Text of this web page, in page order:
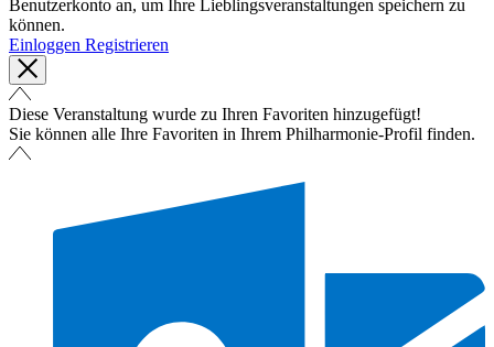
Benutzerkonto an, um Ihre Lieblingsveranstaltungen speichern zu
können.
Einloggen Registrieren
Diese Veranstaltung wurde zu Ihren Favoriten hinzugefügt!
Sie können alle Ihre Favoriten in Ihrem Philharmonie-Profil finden.